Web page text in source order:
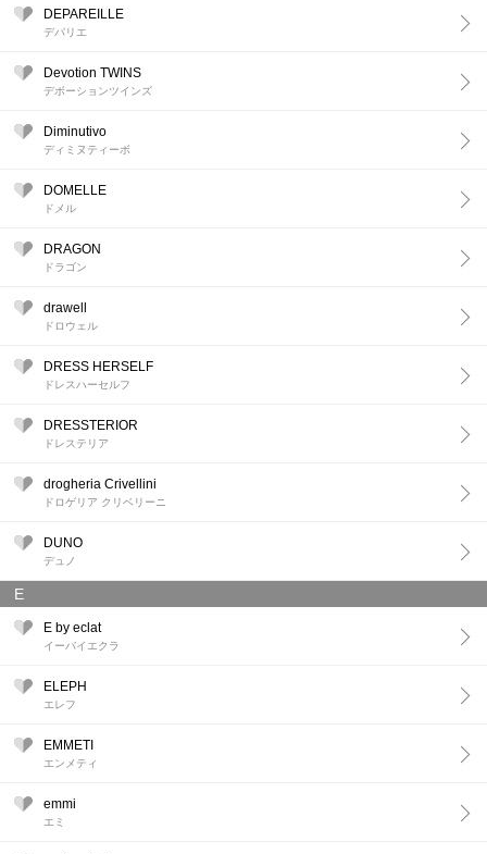
DEPAREILLE
デパリエ
Devotion TWINS
デボーションツインズ
Diminutivo
ディミヌティーボ
DOMELLE
ドメル
DRAGON
ドラゴン
drawell
ドロウェル
DRESS HERSELF
ドレスハーセルフ
DRESSTERIOR
ドレステリア
drogheria Crivellini
ドロゲリア クリベリーニ
DUNO
デュノ
E
E by eclat
イーバイエクラ
ELEPH
エレフ
EMMETI
エンメティ
emmi
エミ